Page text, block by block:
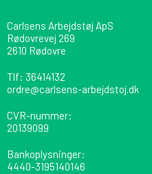
Carlsens Arbejdstøj ApS
Rødovrevej 269
2610 Rødovre
Tlf: 36414132
ordre@carlsens-arbejdstoj.dk
CVR-nummer:
20139099
Bankoplysninger:
4440-3195140146